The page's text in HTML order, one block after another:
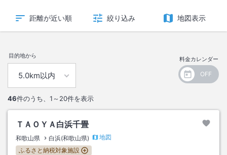
距離が近い順 絞り込み 地図表示
目的地から 料金カレンダー
46件のうち、 1～20件を表示
ＴＡＯＹＡ白浜千畳
和歌山県 白浜(和歌山県)
地図
ふるさと納税対象施設